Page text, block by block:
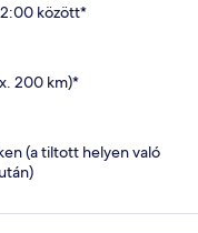
között*
200 km)*
(a tiltott helyen való